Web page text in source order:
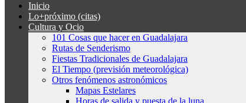
Inicio
Lo+próximo (citas)
Cultura y Ocio
101 Cosas que hacer en Guadalajara
Rutas de Senderismo
Fiestas Tradicionales de Guadalajara
El Tiempo (previsión meteorológica)
Otros fenómenos astronómicos
Mapas Estelares
Horas de salida y puesta de la luna